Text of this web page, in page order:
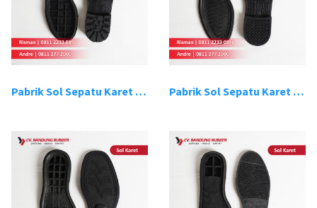
Pabrik Sol Sepatu Karet Bandung 1 Pabrik Sol Sepatu Karet Bandung 2